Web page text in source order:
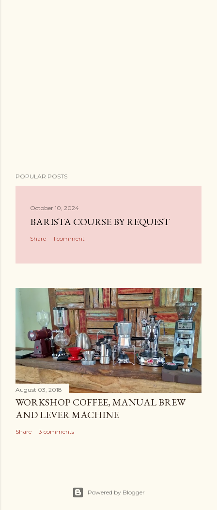
POPULAR POSTS
October 10, 2024
BARISTA COURSE BY REQUEST
Share 1 comment
August 03, 2018
WORKSHOP COFFEE, MANUAL BREW
AND LEVER MACHINE
Share 3 comments
Powered by Blogger